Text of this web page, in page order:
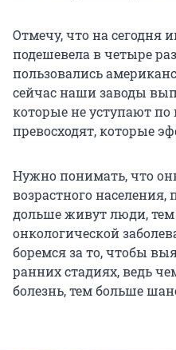
Отмечу, что на сегодня
подешевела в четыре
пользовались
сейчас наши заводы
которые не уступают по
превосходят, которые
Нужно понимать, что
возрастного населения,
дольше живут люди, тем
онкологической
боремся за то, чтобы
ранних стадиях, ведь
болезнь, тем больше